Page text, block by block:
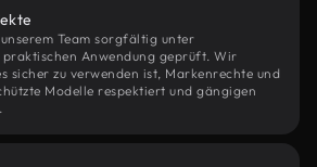
Team sorgfältig unter
Anwendung geprüft. Wir
sicher zu verwenden ist, Markenrechte und
Modelle respektiert und gängigen